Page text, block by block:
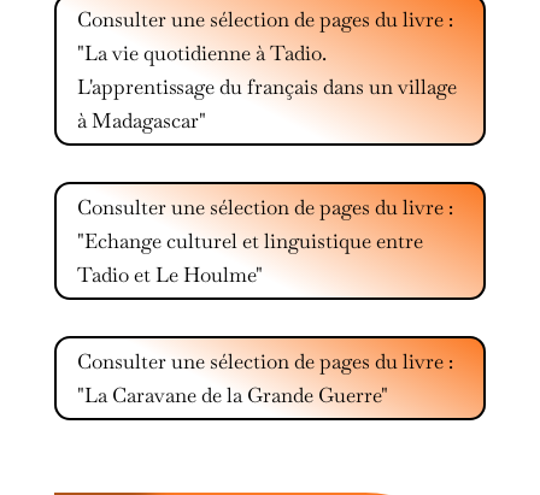
Consulter une sélection de pages du livre :
"La vie quotidienne à Tadio.
L'apprentissage du français dans un village
à Madagascar"
Consulter une sélection de pages du livre :
"Echange culturel et linguistique entre
Tadio et Le Houlme"
Consulter une sélection de pages du livre :
"La Caravane de la Grande Guerre"